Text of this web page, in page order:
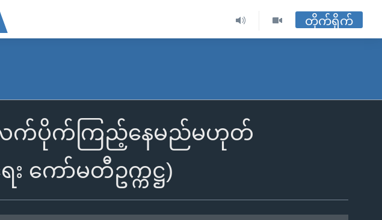
တိုက်ရိုက်
လက်ပိုက်ကြည့်နေမည်မဟုတ်
ကော်မတီဥက္ကဋ္ဌ)